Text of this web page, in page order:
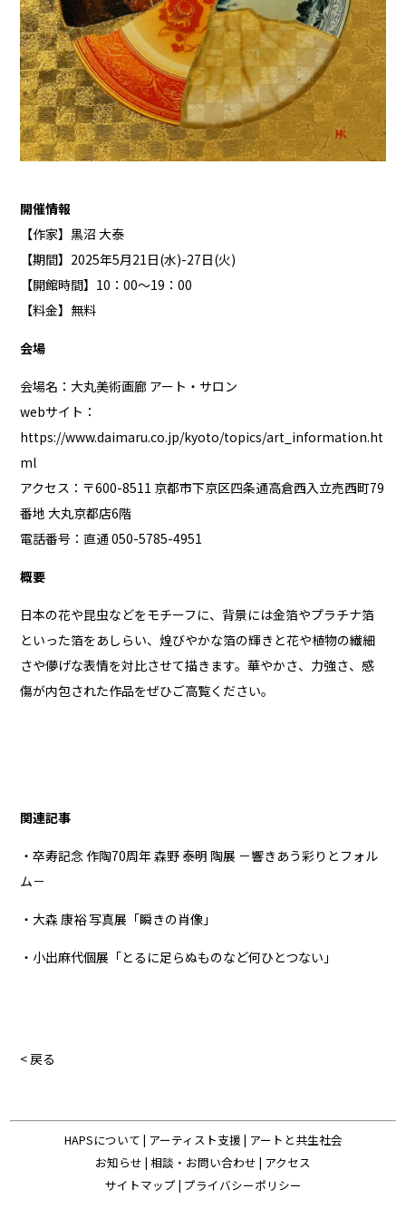
開催情報
【作家】黒沼 大泰
【期間】2025年5月21日(水)-27日(火)
【開館時間】10：00～19：00
【料金】無料
会場
会場名：大丸美術画廊 アート・サロン
webサイト：
https://www.daimaru.co.jp/kyoto/topics/art_information.ht
ml
アクセス：〒600-8511 京都市下京区四条通高倉西入立売西町79
番地 大丸京都店6階
電話番号：直通 050-5785-4951
概要
日本の花や昆虫などをモチーフに、背景には金箔やプラチナ箔
といった箔をあしらい、煌びやかな箔の輝きと花や植物の繊細
さや儚げな表情を対比させて描きます。華やかさ、力強さ、感
傷が内包された作品をぜひご高覧ください。
関連記事
・卒寿記念 作陶70周年 森野 泰明 陶展 －響きあう彩りとフォル
ム－
・大森 康裕 写真展「瞬きの肖像」
・小出麻代個展「とるに足らぬものなど何ひとつない」
< 戻る
HAPSについて | アーティスト支援 | アートと共生社会
お知らせ | 相談・お問い合わせ | アクセス
サイトマップ | プライバシーポリシー